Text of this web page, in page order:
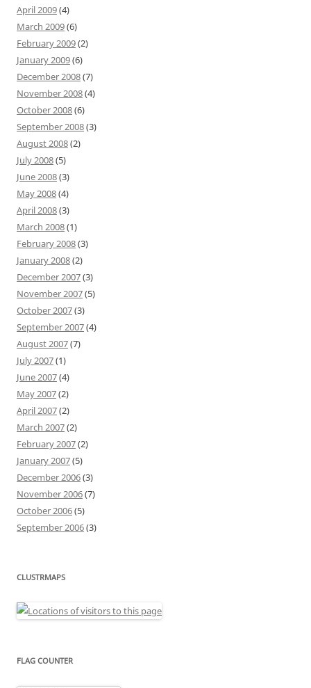
April 2009(4)
March 2009(6)
February 2009(2)
January 2009(6)
December 2008(7)
November 2008(4)
October 2008(6)
September 2008(3)
August 2008(2)
July 2008(5)
June 2008(3)
May 2008(4)
April 2008(3)
March 2008(1)
February 2008(3)
January 2008(2)
December 2007(3)
November 2007(5)
October 2007(3)
September 2007(4)
August 2007(7)
July 2007(1)
June 2007(4)
May 2007(2)
April 2007(2)
March 2007(2)
February 2007(2)
January 2007(5)
December 2006(3)
November 2006(7)
October 2006(5)
September 2006(3)
CLUSTRMAPS
FLAG COUNTER